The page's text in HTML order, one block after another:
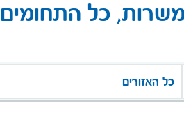
כל התחומים
כל האזורים